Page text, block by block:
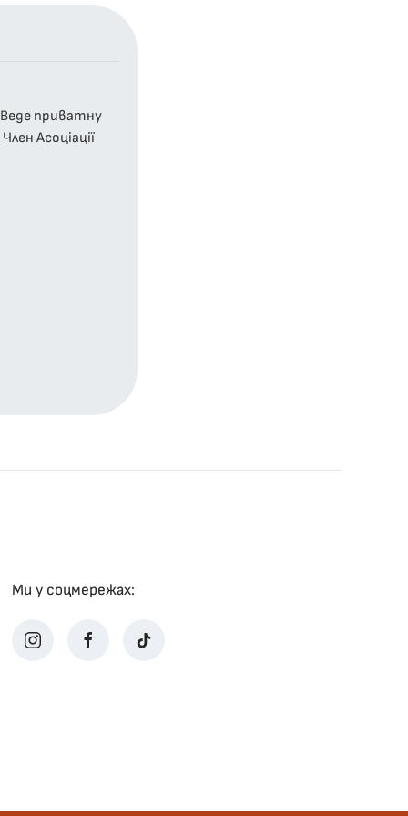
Веде приватну
Асоціації
Ми у соцмережах: